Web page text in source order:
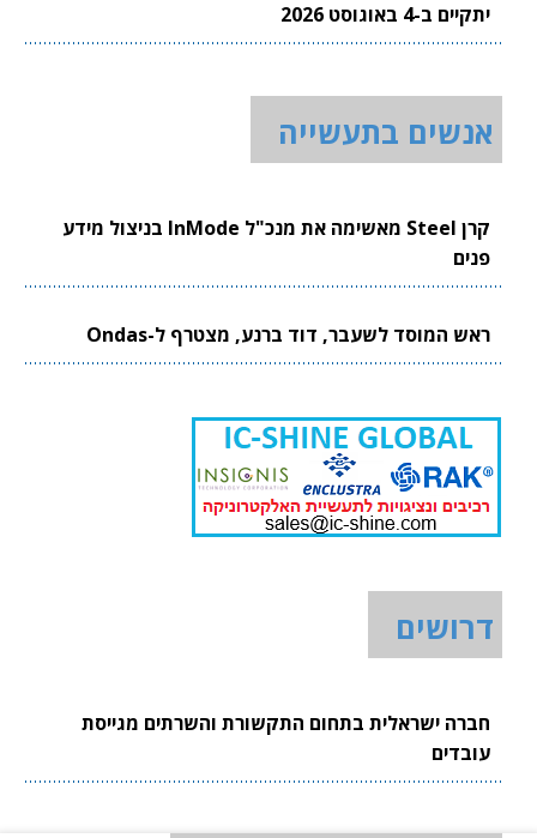
יתקיים ב-4 באוגוסט 2026
אנשים בתעשייה
קרן Steel מאשימה את מנכ"ל InMode בניצול מידע
פנים
ראש המוסד לשעבר, דוד ברנע, מצטרף ל-Ondas
דרושים
חברה ישראלית בתחום התקשורת והשרתים מגייסת
עובדים